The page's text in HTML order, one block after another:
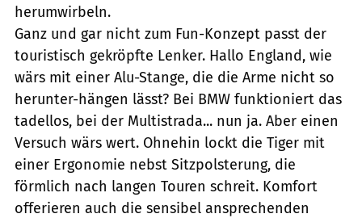
herumwirbeln.
Ganz und gar nicht zum Fun-Konzept passt der
touristisch gekröpfte Lenker. Hallo England, wie
wärs mit einer Alu-Stange, die die Arme nicht so
herunter-hängen lässt? Bei BMW funktioniert das
tadellos, bei der Multistrada... nun ja. Aber einen
Versuch wärs wert. Ohnehin lockt die Tiger mit
einer Ergonomie nebst Sitzpolsterung, die
förmlich nach langen Touren schreit. Komfort
offerieren auch die sensibel ansprechenden